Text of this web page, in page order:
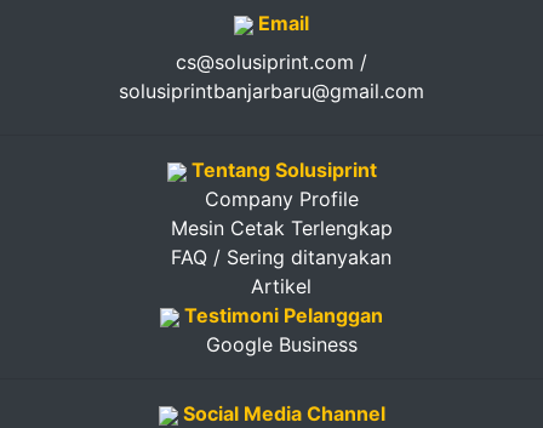
Email
cs@solusiprint.com /
solusiprintbanjarbaru@gmail.com
Tentang Solusiprint
Company Profile
Mesin Cetak Terlengkap
FAQ / Sering ditanyakan
Artikel
Testimoni Pelanggan
Google Business
Social Media Channel